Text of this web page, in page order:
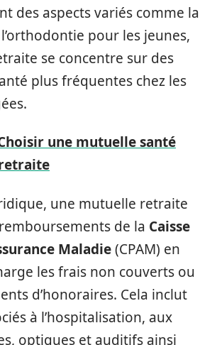
des aspects variés comme la
pour les jeunes,
se concentre sur des
plus fréquentes chez les
une mutuelle santé
une mutuelle retraite
de la Caisse
Maladie(CPAM) en
les frais non couverts ou
d’honoraires. Cela inclut
à l’hospitalisation, aux
optiques et auditifs ainsi